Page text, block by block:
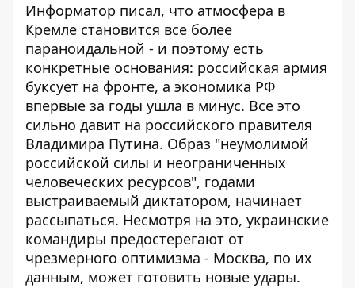
Информатор писал, что атмосфера в
Кремле становится все более
параноидальной - и поэтому есть
конкретные основания: российская армия
буксует на фронте, а экономика РФ
впервые за годы ушла в минус. Все это
сильно давит на российского правителя
Владимира Путина. Образ "неумолимой
российской силы и неограниченных
человеческих ресурсов", годами
выстраиваемый диктатором, начинает
рассыпаться. Несмотря на это, украинские
командиры предостерегают от
чрезмерного оптимизма - Москва, по их
данным, может готовить новые удары.